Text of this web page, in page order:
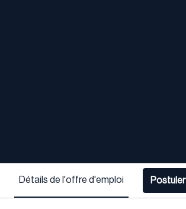
Détails de l'offre d'emploi Postuler